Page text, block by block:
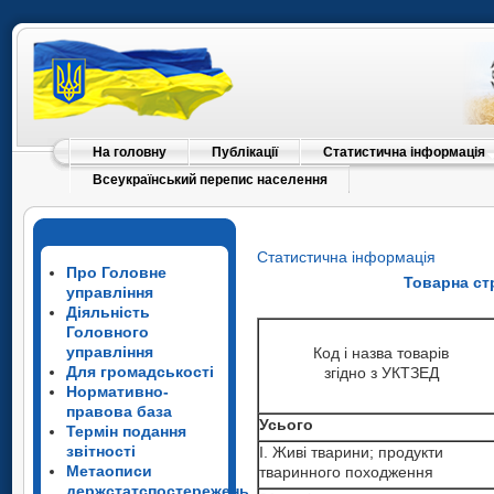
На головну Публікації
Статистична інформація
Всеукраїнський перепис населення
Про Головне
управління
Діяльність
Головного
управління
Для громадськості
Нормативно-
правова база
Термін подання
звітності
Метаописи
Статистична інформація
Товарна
Код і назва товарів
згідно з УКТЗЕД
Усього
I. Живі тварини; продукти
тваринного походження
згідно з УКТЗЕД
Усього
I. Живі тварини; продукти
тваринного походження
Усього